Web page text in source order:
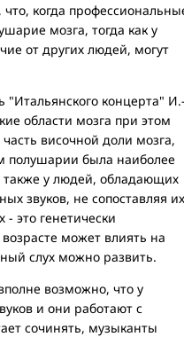
когда
мозга, тогда как у
от других людей, могут
"Итальянского концерта"
области мозга при этом
височной доли мозга,
полушарии была наиболее
также у людей, обладающих
звуков, не сопоставляя их
это генетически
может влиять на
слух можно развить.
возможно, что у
и они работают с
сочинять, музыканты